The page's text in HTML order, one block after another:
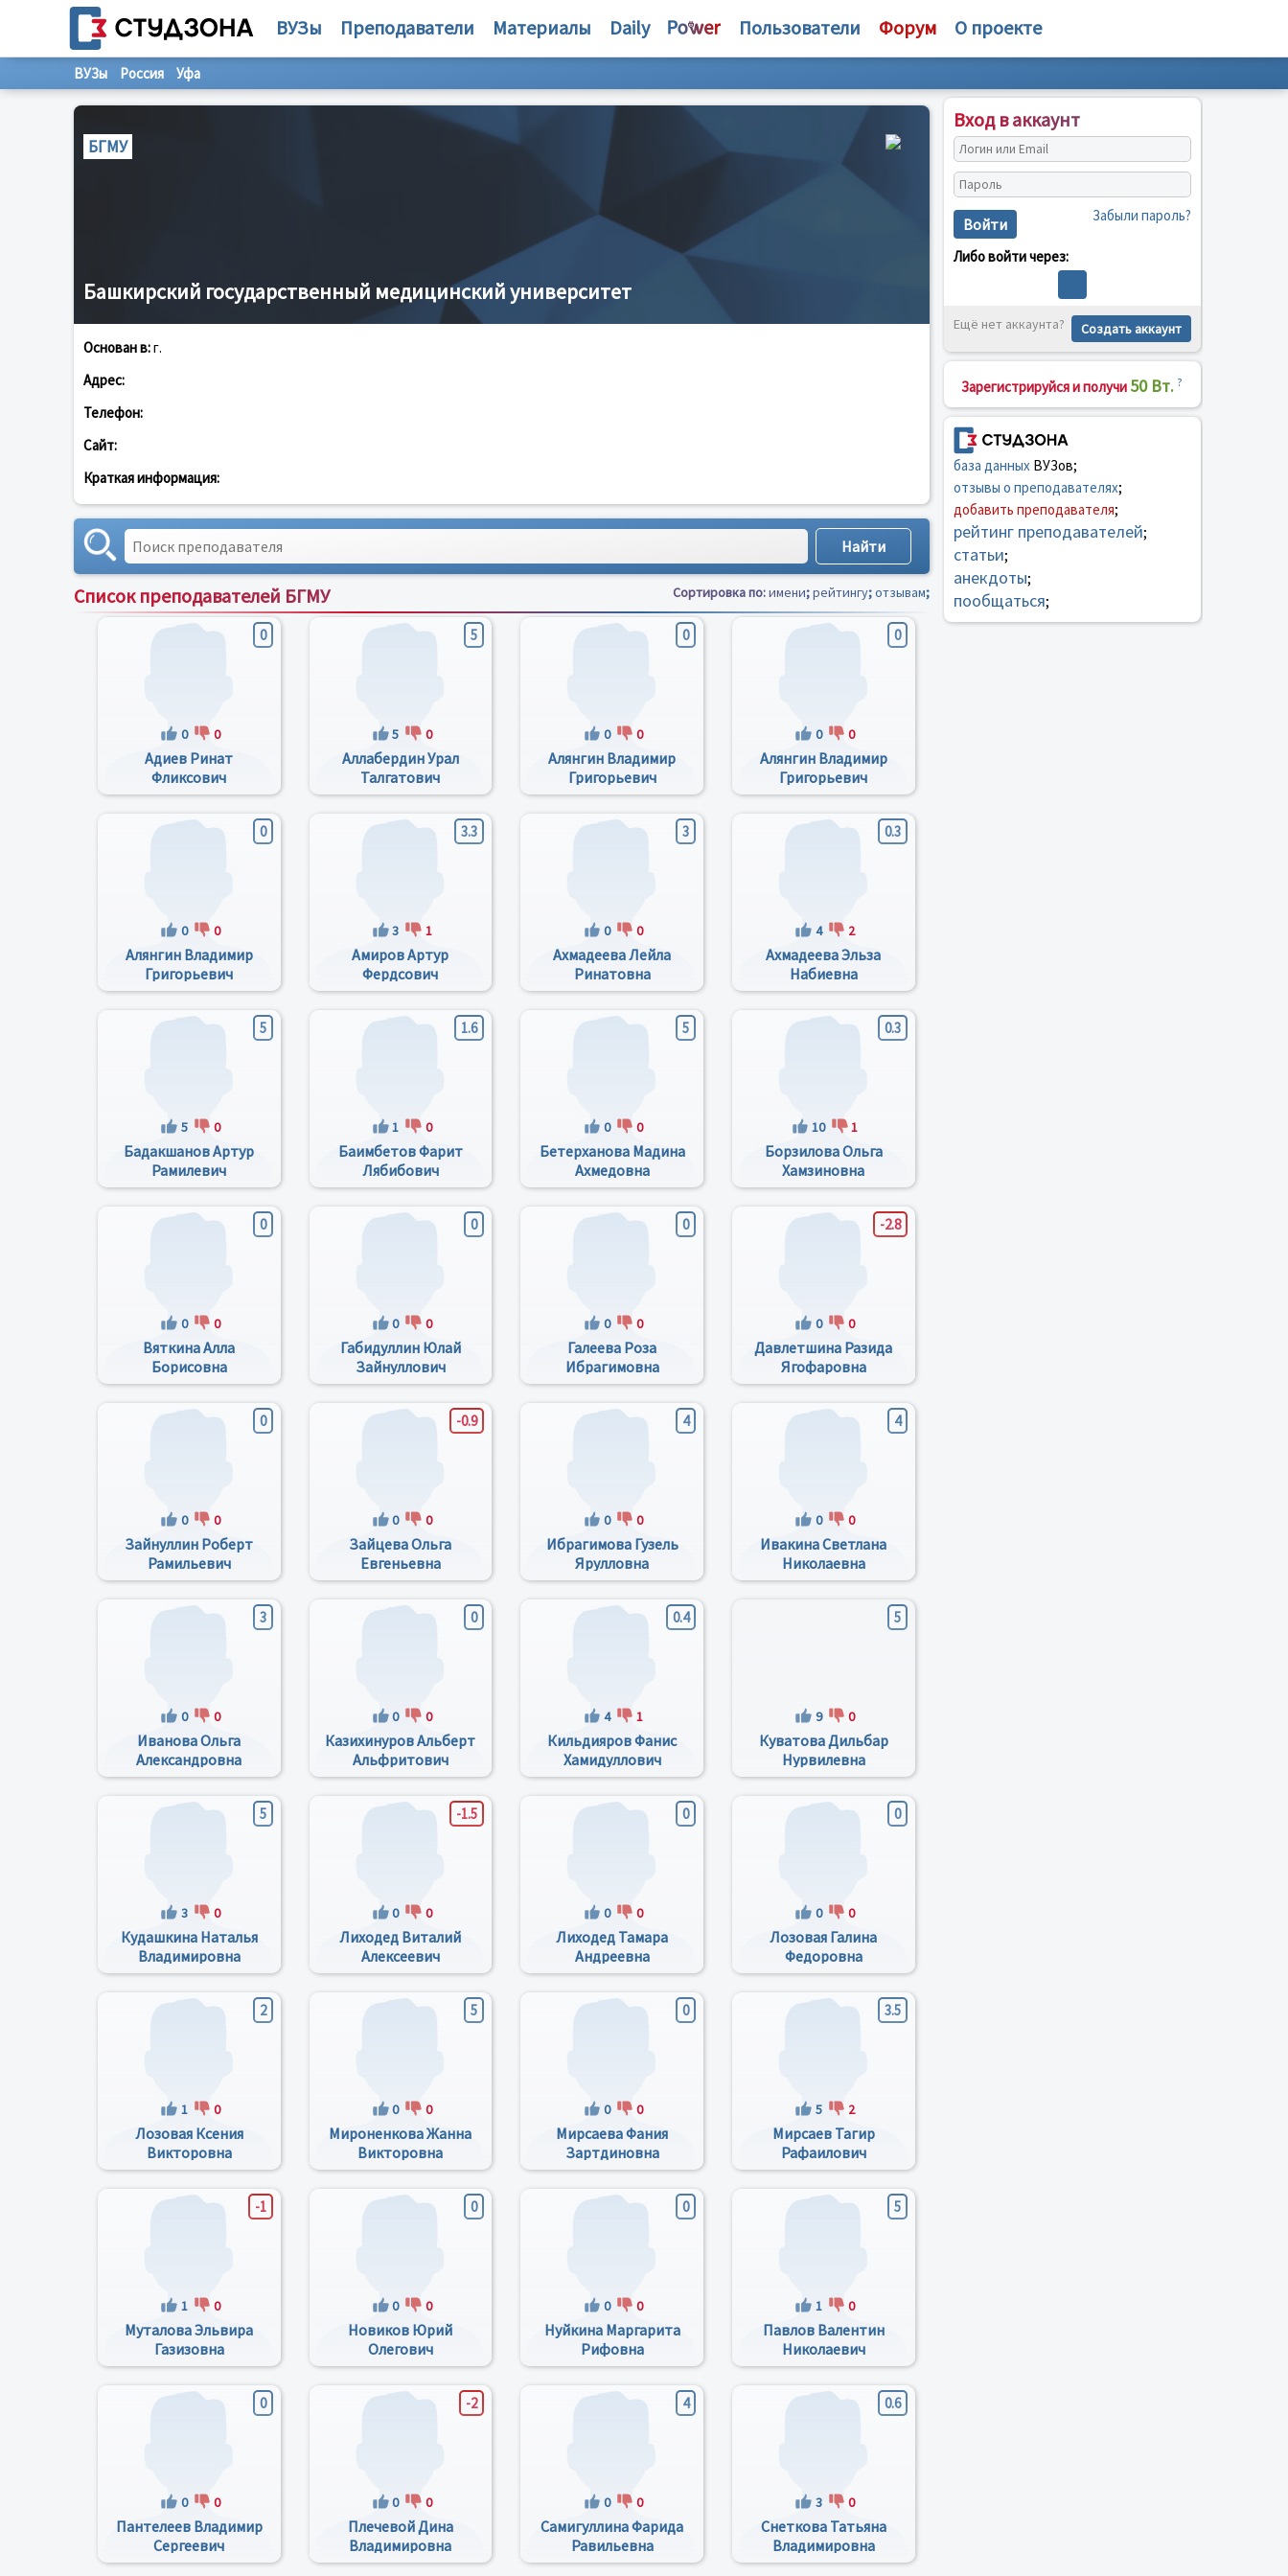
ВУЗы Преподаватели Материалы Daily Пользователи Форум О проекте
ВУЗы Россия Уфа
БГМУ
Башкирский государственный медицинский университет
Основан в:г.
Адрес:
Телефон:
Сайт:
Краткая информация:
Список преподавателей БГМУ Сортировка по:имени;рейтингу;отзывам;
0
0 0
Адиев Ринат
Фликсович
5
5 0
Аллабердин Урал
Талгатович
0
0 0
Алянгин Владимир
Григорьевич
0
0 0
Алянгин Владимир
Григорьевич
0
0 0
Алянгин Владимир
Григорьевич
3.3
3 1
Амиров Артур
Фердсович
3
0 0
Ахмадеева Лейла
Ринатовна
0.3
4 2
Ахмадеева Эльза
Набиевна
5
5 0
Бадакшанов Артур
Рамилевич
1.6
1 0
Баимбетов Фарит
Лябибович
5
0 0
Бетерханова Мадина
Ахмедовна
0.3
10 1
Борзилова Ольга
Хамзиновна
0
0 0
Вяткина Алла
Борисовна
0
0 0
Габидуллин Юлай
Зайнуллович
0
0 0
Галеева Роза
Ибрагимовна
-2.8
0 0
Давлетшина Разида
Ягофаровна
0
0 0
Зайнуллин Роберт
Рамильевич
-0.9
0 0
Зайцева Ольга
Евгеньевна
4
0 0
Ибрагимова Гузель
Ярулловна
4
0 0
Ивакина Светлана
Николаевна
3
0 0
Иванова Ольга
Александровна
0
0 0
Казихинуров Альберт
Альфритович
0.4
4 1
Кильдияров Фанис
Хамидуллович
5
9 0
Куватова Дильбар
Нурвилевна
5
3 0
Кудашкина Наталья
Владимировна
-1.5
0 0
Лиходед Виталий
Алексеевич
0
0 0
Лиходед Тамара
Андреевна
0
0 0
Лозовая Галина
Федоровна
2
1 0
Лозовая Ксения
Викторовна
5
0 0
Мироненкова Жанна
Викторовна
0
0 0
Мирсаева Фания
Зартдиновна
3.5
5 2
Мирсаев Тагир
Рафаилович
-1
1 0
Муталова Эльвира
Газизовна
0
0 0
Новиков Юрий
Олегович
0
0 0
Нуйкина Маргарита
Рифовна
5
1 0
Павлов Валентин
Николаевич
0
0 0
Пантелеев Владимир
Сергеевич
-2
0 0
Плечевой Дина
Владимировна
4
0 0
Самигуллина Фарида
Равильевна
0.6
3 0
Снеткова Татьяна
Владимировна
Вход в аккаунт
Войти Забыли пароль?
Либо войти через:
Ещё нет аккаунта? Создать аккаунт
Зарегистрируйся и получи 50 Вт. ?
база данныхВУЗов;
отзывы о преподавателях;
добавить преподавателя;
рейтинг преподавателей;
статьи;
анекдоты;
пообщаться;